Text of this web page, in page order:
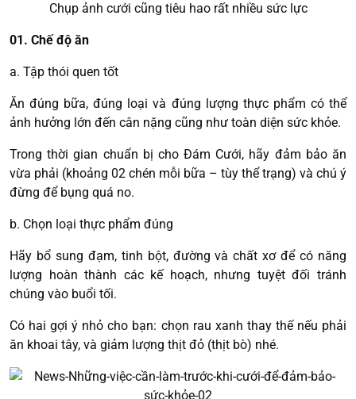
Chụp ảnh cưới cũng tiêu hao rất nhiều sức lực
01. Chế độ ăn
a. Tập thói quen tốt
Ăn đúng bữa, đúng loại và đúng lượng thực phẩm có thể
ảnh hưởng lớn đến cân nặng cũng như toàn diện sức khỏe.
Trong thời gian chuẩn bị cho Đám Cưới, hãy đảm bảo ăn
vừa phải (khoảng 02 chén mỗi bữa – tùy thể trạng) và chú ý
đừng để bụng quá no.
b. Chọn loại thực phẩm đúng
Hãy bổ sung đạm, tinh bột, đường và chất xơ để có năng
lượng hoàn thành các kế hoạch, nhưng tuyệt đối tránh
chúng vào buổi tối.
Có hai gợi ý nhỏ cho bạn: chọn rau xanh thay thế nếu phải
ăn khoai tây, và giảm lượng thịt đỏ (thịt bò) nhé.